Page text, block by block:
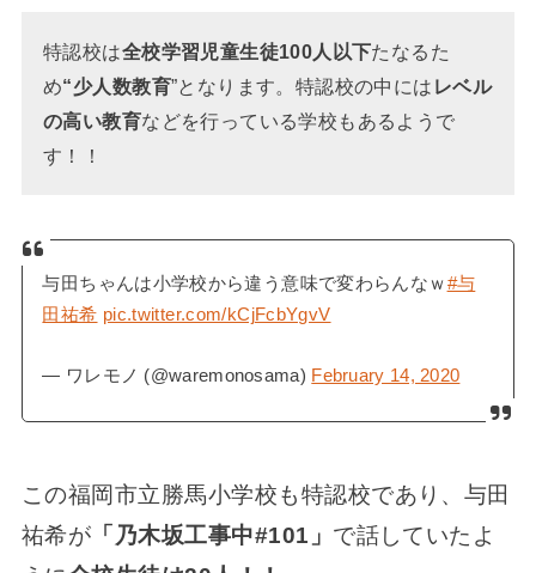
特認校は全校学習児童生徒100人以下たなるた
め“少人数教育”となります。特認校の中には レベル
の高い教育などを行っている学校もあるようで
す！！
与田ちゃんは小学校から違う意味で変わらんなｗ#与
田祐希 pic.twitter.com/kCjFcbYgvV
— ワレモノ (@waremonosama) February 14, 2020
この福岡市立勝馬小学校も特認校であり、与田
祐希が 「乃木坂工事中#101」 で話していたよ